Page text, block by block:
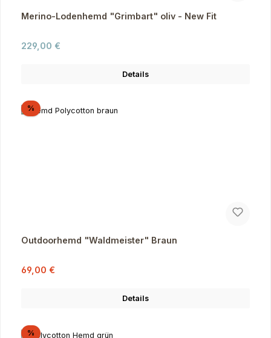
Merino-Lodenhemd "Grimbart" oliv - New Fit
Regulärer Preis:
229,00 €
Details
%Rabatt
Outdoorhemd "Waldmeister" Braun
Verkaufspreis:
69,00 €
Details
%Rabatt